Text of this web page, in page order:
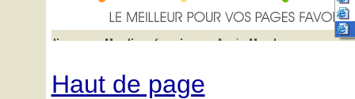
Haut de page